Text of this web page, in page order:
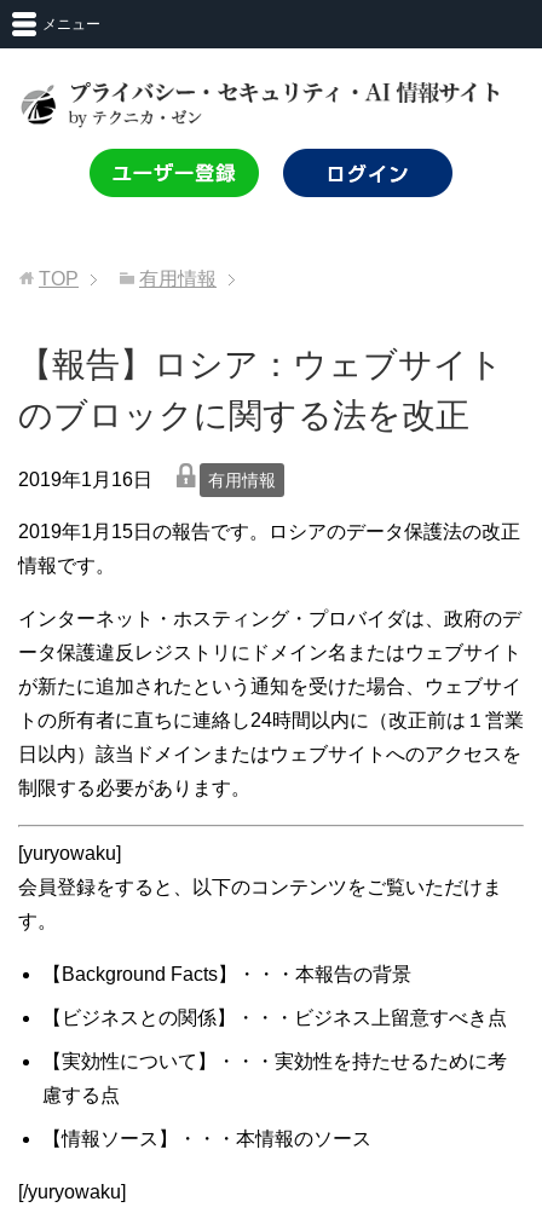
メニュー
TOP 有用情報
【報告】ロシア：ウェブサイト
のブロックに関する法を改正
2019年1月16日 lock 有用情報
2019年1月15日の報告です。ロシアのデータ保護法の改正
情報です。
インターネット・ホスティング・プロバイダは、政府のデ
ータ保護違反レジストリにドメイン名またはウェブサイト
が新たに追加されたという通知を受けた場合、ウェブサイ
トの所有者に直ちに連絡し24時間以内に（改正前は１営業
日以内）該当ドメインまたはウェブサイトへのアクセスを
制限する必要があります。
[yuryowaku]
会員登録をすると、以下のコンテンツをご覧いただけま
す。
【Background Facts】・・・本報告の背景
【ビジネスとの関係】・・・ビジネス上留意すべき点
【実効性について】・・・実効性を持たせるために考
慮する点
【情報ソース】・・・本情報のソース
[/yuryowaku]